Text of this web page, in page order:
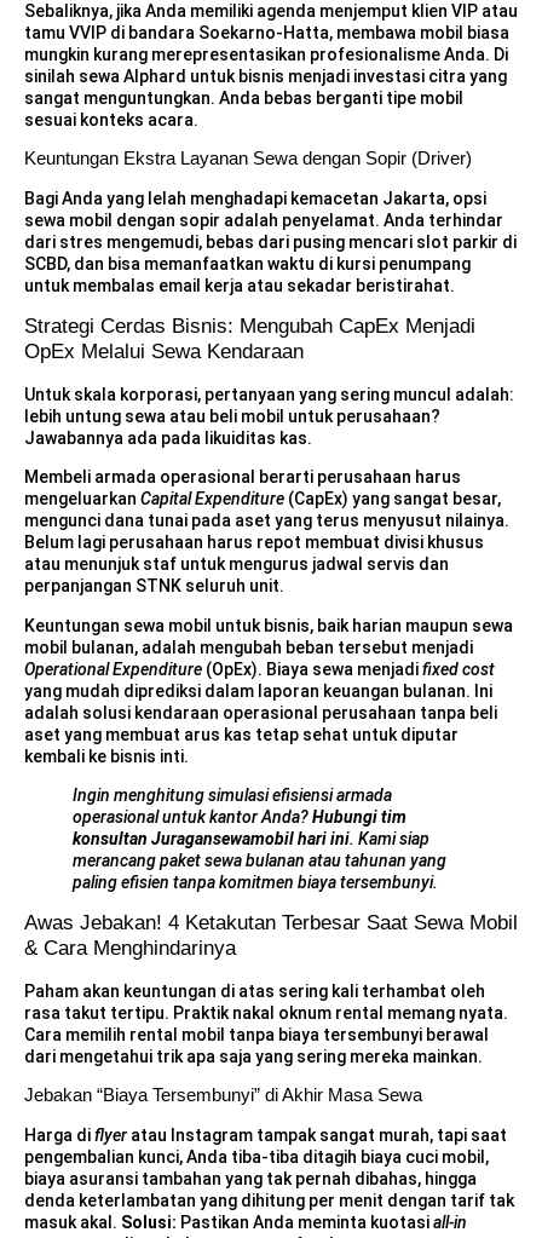
Sebaliknya, jika Anda memiliki agenda menjemput klien VIP atau
tamu VVIP di bandara Soekarno-Hatta, membawa mobil biasa
mungkin kurang merepresentasikan profesionalisme Anda. Di
sinilah sewa Alphard untuk bisnis menjadi investasi citra yang
sangat menguntungkan. Anda bebas berganti tipe mobil
sesuai konteks acara.
Keuntungan Ekstra Layanan Sewa dengan Sopir (Driver)
Bagi Anda yang lelah menghadapi kemacetan Jakarta, opsi
sewa mobil dengan sopir adalah penyelamat. Anda terhindar
dari stres mengemudi, bebas dari pusing mencari slot parkir di
SCBD, dan bisa memanfaatkan waktu di kursi penumpang
untuk membalas email kerja atau sekadar beristirahat.
Strategi Cerdas Bisnis: Mengubah CapEx Menjadi
OpEx Melalui Sewa Kendaraan
Untuk skala korporasi, pertanyaan yang sering muncul adalah:
lebih untung sewa atau beli mobil untuk perusahaan?
Jawabannya ada pada likuiditas kas.
Membeli armada operasional berarti perusahaan harus
mengeluarkan Capital Expenditure (CapEx) yang sangat besar,
mengunci dana tunai pada aset yang terus menyusut nilainya.
Belum lagi perusahaan harus repot membuat divisi khusus
atau menunjuk staf untuk mengurus jadwal servis dan
perpanjangan STNK seluruh unit.
Keuntungan sewa mobil untuk bisnis, baik harian maupun sewa
mobil bulanan, adalah mengubah beban tersebut menjadi
Operational Expenditure (OpEx). Biaya sewa menjadifixed cost
yang mudah diprediksi dalam laporan keuangan bulanan. Ini
adalah solusi kendaraan operasional perusahaan tanpa beli
aset yang membuat arus kas tetap sehat untuk diputar
kembali ke bisnis inti.
Ingin menghitung simulasi efisiensi armada
operasional untuk kantor Anda?Hubungi tim
konsultan Juragansewamobil hari ini. Kami siap
merancang paket sewa bulanan atau tahunan yang
paling efisien tanpa komitmen biaya tersembunyi.
Awas Jebakan! 4 Ketakutan Terbesar Saat Sewa Mobil
& Cara Menghindarinya
Paham akan keuntungan di atas sering kali terhambat oleh
rasa takut tertipu. Praktik nakal oknum rental memang nyata.
Cara memilih rental mobil tanpa biaya tersembunyi berawal
dari mengetahui trik apa saja yang sering mereka mainkan.
Jebakan “Biaya Tersembunyi” di Akhir Masa Sewa
Harga diflyer atau Instagram tampak sangat murah, tapi saat
pengembalian kunci, Anda tiba-tiba ditagih biaya cuci mobil,
biaya asuransi tambahan yang tak pernah dibahas, hingga
denda keterlambatan yang dihitung per menit dengan tarif tak
masuk akal. Solusi: Pastikan Anda meminta kuotasiall-in